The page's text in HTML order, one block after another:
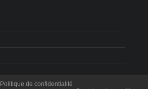
Politique de confidentialité